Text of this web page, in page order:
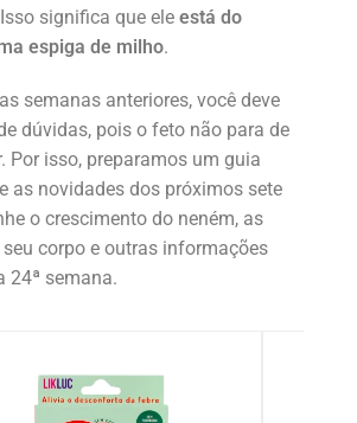
significa que ele está do
espiga de milho.
semanas anteriores, você deve
dúvidas, pois o feto não para de
Por isso, preparamos um guia
as novidades dos próximos sete
o crescimento do neném, as
corpo e outras informações
24ª semana.